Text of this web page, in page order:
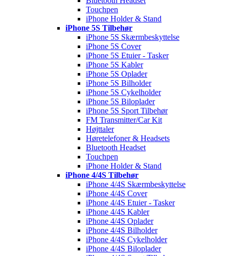
Touchpen
iPhone Holder & Stand
iPhone 5S Tilbehør
iPhone 5S Skærmbeskyttelse
iPhone 5S Cover
iPhone 5S Etuier - Tasker
iPhone 5S Kabler
iPhone 5S Oplader
iPhone 5S Bilholder
iPhone 5S Cykelholder
iPhone 5S Biloplader
iPhone 5S Sport Tilbehør
FM Transmitter/Car Kit
Højttaler
Høretelefoner & Headsets
Bluetooth Headset
Touchpen
iPhone Holder & Stand
iPhone 4/4S Tilbehør
iPhone 4/4S Skærmbeskyttelse
iPhone 4/4S Cover
iPhone 4/4S Etuier - Tasker
iPhone 4/4S Kabler
iPhone 4/4S Oplader
iPhone 4/4S Bilholder
iPhone 4/4S Cykelholder
iPhone 4/4S Biloplader